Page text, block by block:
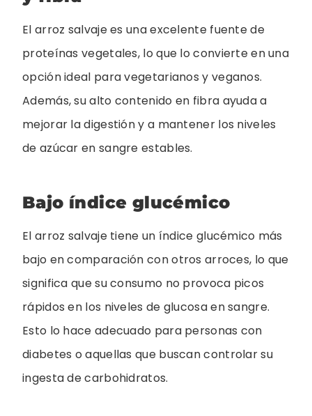
El arroz salvaje es una excelente fuente de
proteínas vegetales, lo que lo convierte en una
opción ideal para vegetarianos y veganos.
Además, su alto contenido en fibra ayuda a
mejorar la digestión y a mantener los niveles
de azúcar en sangre estables.
Bajo índice glucémico
El arroz salvaje tiene un índice glucémico más
bajo en comparación con otros arroces, lo que
significa que su consumo no provoca picos
rápidos en los niveles de glucosa en sangre.
Esto lo hace adecuado para personas con
diabetes o aquellas que buscan controlar su
ingesta de carbohidratos.